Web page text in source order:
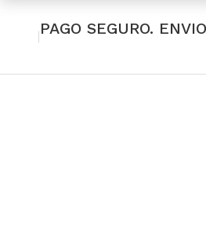
PAGO SEGURO.